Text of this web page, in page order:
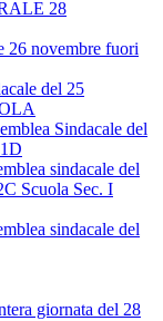
28
26 novembre fuori
del 25
Sindacale del
sindacale del
Scuola Sec. I
sindacale del
giornata del 28